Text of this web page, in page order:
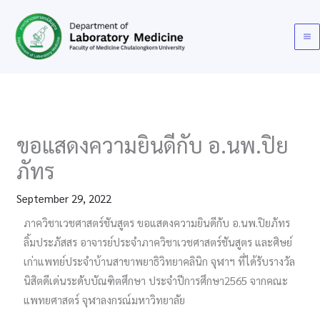
content
ขอแสดงความยินดีกับ​ อ.นพ.ปิย
ภัทร
September 29, 2022
ภาควิชาเวชศาสตร์ชันสูตร​ ขอแสดงความยินดีกับ​ อ.นพ.ปิยภัทร​
ลิ้มประภัสสร​ อาจารย์ประจำภาควิชาเวชศาสตร์ชันสูตร​ และศิษย์
เก่าแพทย์ประจำบ้านสาขาพยาธิวิทยาคลินิก​ จุฬาฯ​ ที่ได้รับรางวัล​
นิสิตดีเด่นระดับบัณฑิตศึกษา​ ประจำปีการศึกษา2565​ จากคณะ
แพทย​ศาสตร์​ จุฬาลงกรณ์มหาวิทยาลัย